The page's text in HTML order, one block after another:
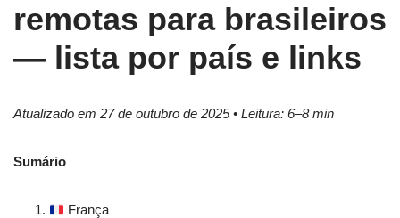
remotas para brasileiros
— lista por país e links
Atualizado em 27 de outubro de 2025 • Leitura: 6–8 min
Sumário
França